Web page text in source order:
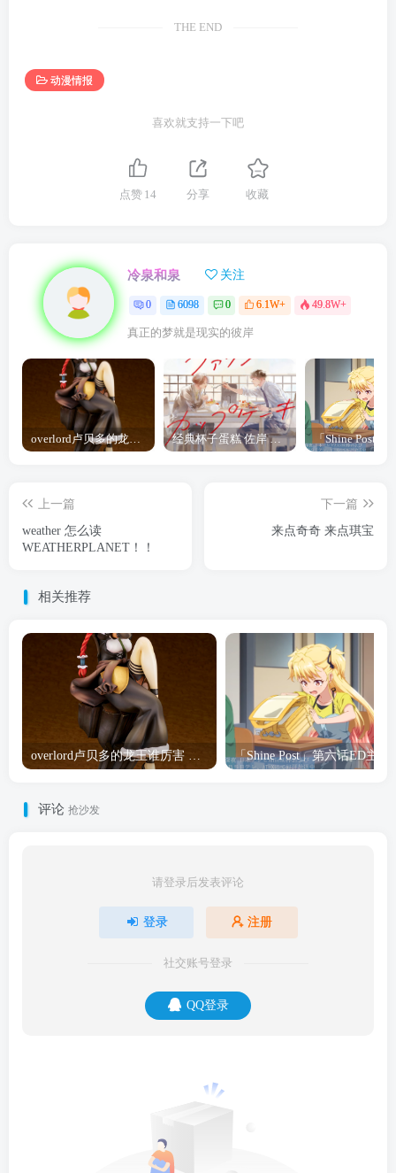
THE END
动漫情报
喜欢就支持一下吧
点赞 14 分享 收藏
冷泉和泉 关注
0 6098 0 6.1W+ 49.8W+
真正的梦就是现实的彼岸
overlord卢贝多的龙王谁厉害 「Overlord」露普斯蕾琪娜·贝塔手办开订 经典杯子蛋糕 佐岸 漫画「经典杯子蛋糕」宣布真人日剧化
上一篇
weather 怎么读
WEATHERPLANET！！
下一篇
来点奇奇 来点琪宝
相关推荐
overlord卢贝多的龙王谁厉害 「Overlord」露普斯蕾琪娜·贝塔手办开订
评论 抢沙发
请登录后发表评论
登录 注册
社交账号登录
QQ登录